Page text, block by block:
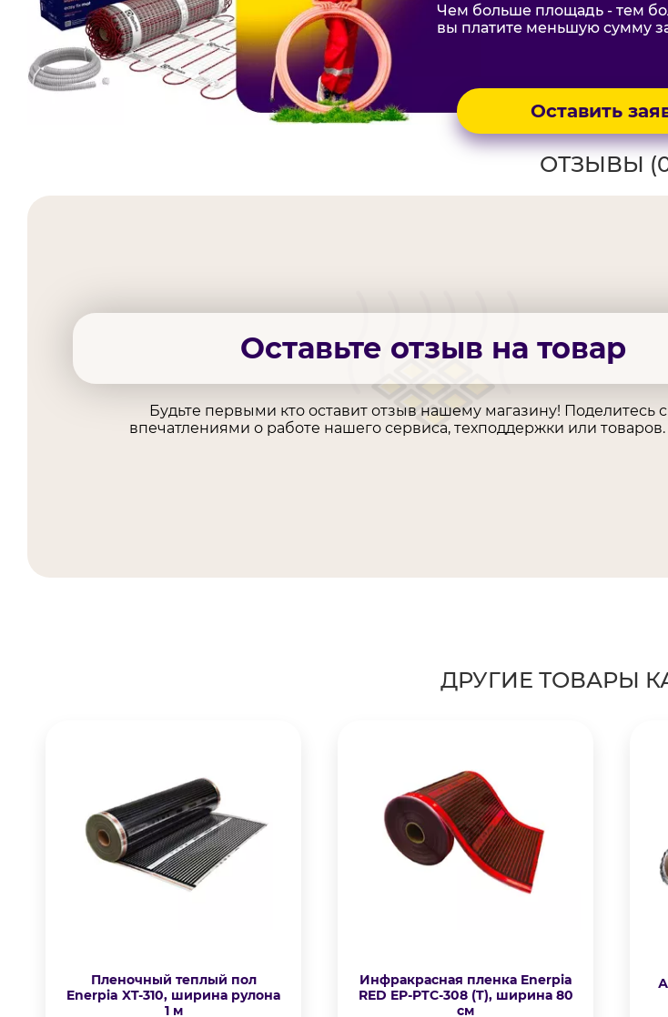
Чем больше площадь - тем
вы платите меньшую сумму
Оставить
ОТЗЫВЫ
Оставьте отзыв на товар
Будьте первыми кто оставит отзыв нашему магазину! Поделитесь
впечатлениями о работе нашего сервиса, техподдержки или
ДРУГИЕ ТОВАРЫ
Пленочный теплый пол
Enerpia XT-310, ширина рулона
1 м
Инфракрасная пленка Enerpia
RED EP-PTC-308 (T), ширина 80
см